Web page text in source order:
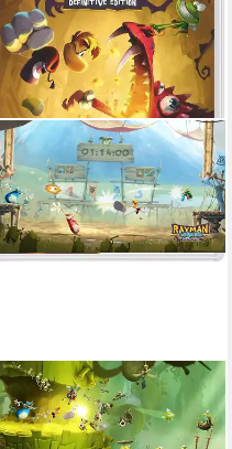
UBISOFT
SWITCH RAYMAN LEGENDS:
DEFINITIVE EDITION